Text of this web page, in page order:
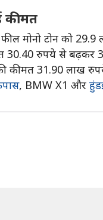
कीमत
फील मोनो टोन को
30.40 रुपये से बढ़कर
कीमत 31.90 लाख
, BMW X1 और